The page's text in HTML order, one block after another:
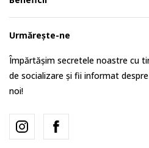
Urmărește-ne
Împărtășim secretele noastre cu
de socializare și fii informat
noi!